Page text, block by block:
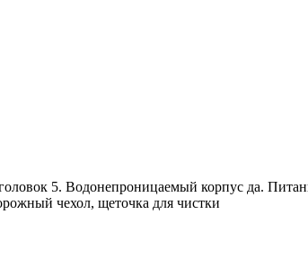
5. Водонепроницаемый корпус да.
чехол, щеточка для чистки